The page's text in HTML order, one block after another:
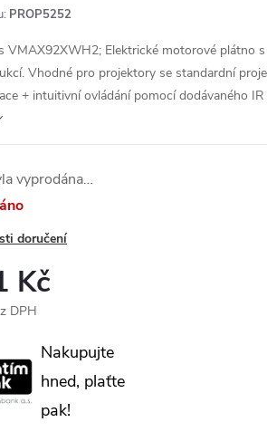
PROP5252
VMAX92XWH2; Elektrické motorové plátno
Vhodné pro projektory se standardní
+ intuitivní ovládání pomocí dodávaného
vyprodána…
doručení
Kč
DPH
Nakupujte
hned, plaťte
pak!